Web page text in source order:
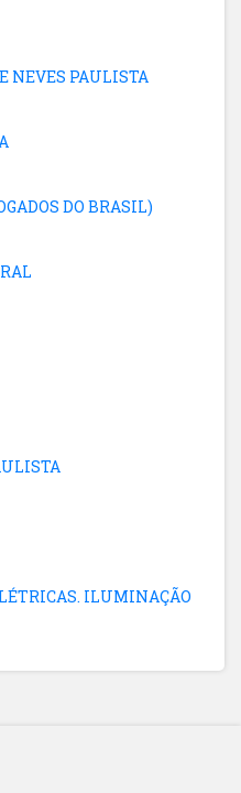
NEVES PAULISTA
DO BRASIL)
ILUMINAÇÃO